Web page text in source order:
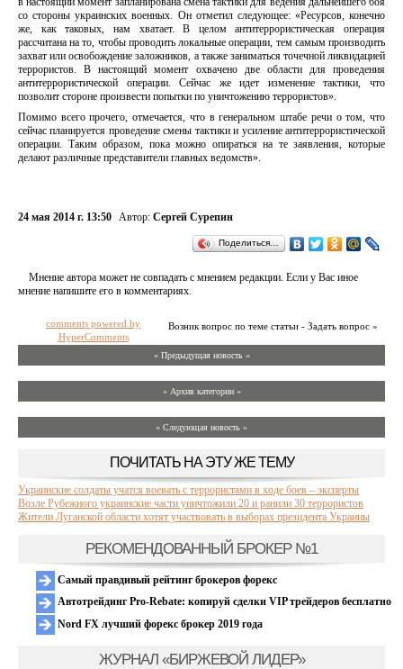
со стороны украинских военных. Он отметил следующее: «Ресурсов, конечно
же, как таковых, нам хватает. В целом антитеррористическая операция
рассчитана на то, чтобы проводить локальные операции, тем самым производить
захват или освобождение заложников, а также заниматься точечной ликвидацией
террористов. В настоящий момент охвачено две области для проведения
антитеррористической операции. Сейчас же идет изменение тактики, что
позволит стороне произвести попытки по уничтожению террористов».
Помимо всего прочего, отмечается, что в генеральном штабе речи о том, что
сейчас планируется проведение смены тактики и усиление антитеррористической
операции. Таким образом, пока можно опираться на те заявления, которые
делают различные представители главных ведомств».
24 мая 2014 г. 13:50 Автор: Сергей Сурепин
Поделиться…
Мнение автора может не совпадать с мнением редакции. Если у Вас иное
мнение напишите его в комментариях.
Возник вопрос по теме статьи - Задать вопрос »
comments powered by
HyperComments
« Предыдущая новость «
» Архив категории «
» Следующая новость »
ПОЧИТАТЬ НА ЭТУ ЖЕ ТЕМУ
Украинские солдаты учатся воевать с террористами в ходе боев – эксперты
Возле Рубежного украинские части уничтожили 20 и ранили 30 террористов
Жители Луганской области хотят участвовать в выборах президента Украины
РЕКОМЕНДОВАННЫЙ БРОКЕР №1
Самый правдивый рейтинг брокеров форекс
Автотрейдинг Pro-Rebate: копируй сделки VIP трейдеров бесплатно
Nord FX лучший форекс брокер 2019 года
ЖУРНАЛ «БИРЖЕВОЙ ЛИДЕР»